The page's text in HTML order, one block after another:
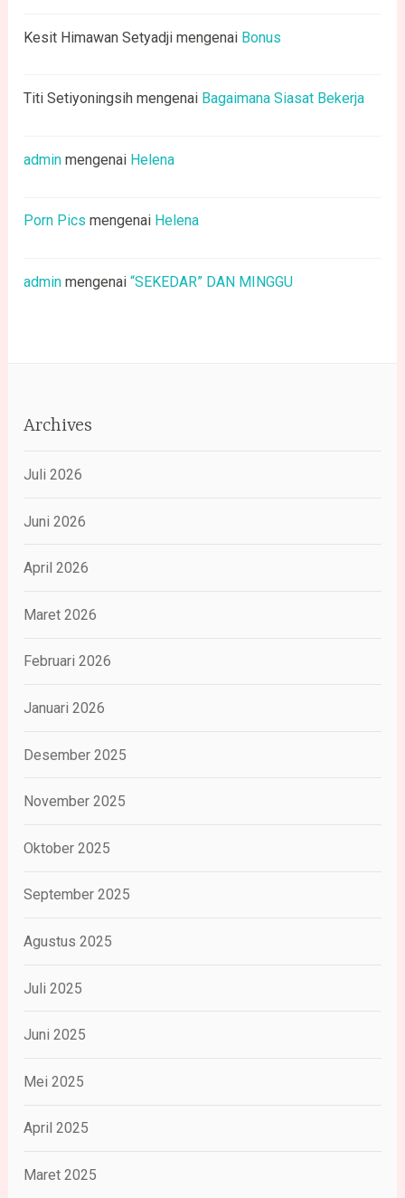
Kesit Himawan Setyadji mengenai Bonus
Titi Setiyoningsih mengenai Bagaimana Siasat Bekerja
admin mengenai Helena
Porn Pics mengenai Helena
admin mengenai“SEKEDAR” DAN MINGGU
Archives
Juli 2026
Juni 2026
April 2026
Maret 2026
Februari 2026
Januari 2026
Desember 2025
November 2025
Oktober 2025
September 2025
Agustus 2025
Juli 2025
Juni 2025
Mei 2025
April 2025
Maret 2025